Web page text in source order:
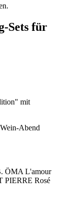
Sets für
mit
Abend
ÖMA L'amour
PIERRE Rosé